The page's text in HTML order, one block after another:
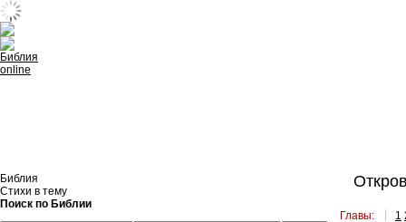
Библия
Стихи в тему
Поиск по Библии
Главы: 1